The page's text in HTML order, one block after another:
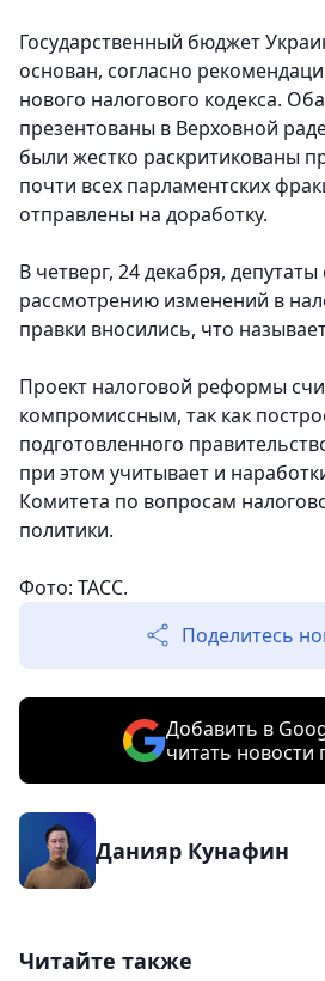
Государственный бюджет
основан, согласно
нового налогового кодекса.
презентованы в Верховной
были жестко раскритикованы
почти всех парламентских
отправлены на доработку.
В четверг, 24 декабря,
рассмотрению изменений в
правки вносились, что
Проект налоговой реформы
компромиссным, так как
подготовленного
при этом учитывает и
Комитета по вопросам
политики.
Фото: ТАСС.
Поделитесь
Добавить в
читать новости
Данияр Кунафин
Читайте также